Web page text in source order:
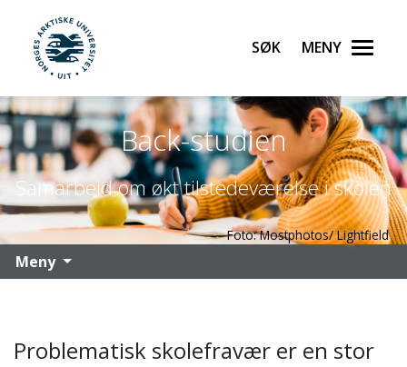
Gå til hovedinnhold
UiT Norges arktiske universitet
Søk Meny
Back-studien
Samarbeid om økt tilstedeværelse i skolen
Foto: Mostphotos/ Lightfield
Meny
Problematisk skolefravær er en stor